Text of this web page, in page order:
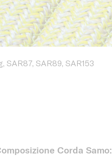
SAR87, SAR89, SAR153
Corda Samo: